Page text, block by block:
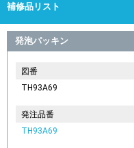
補修品リスト
発泡パッキン
図番
TH93A69
発注品番
TH93A69